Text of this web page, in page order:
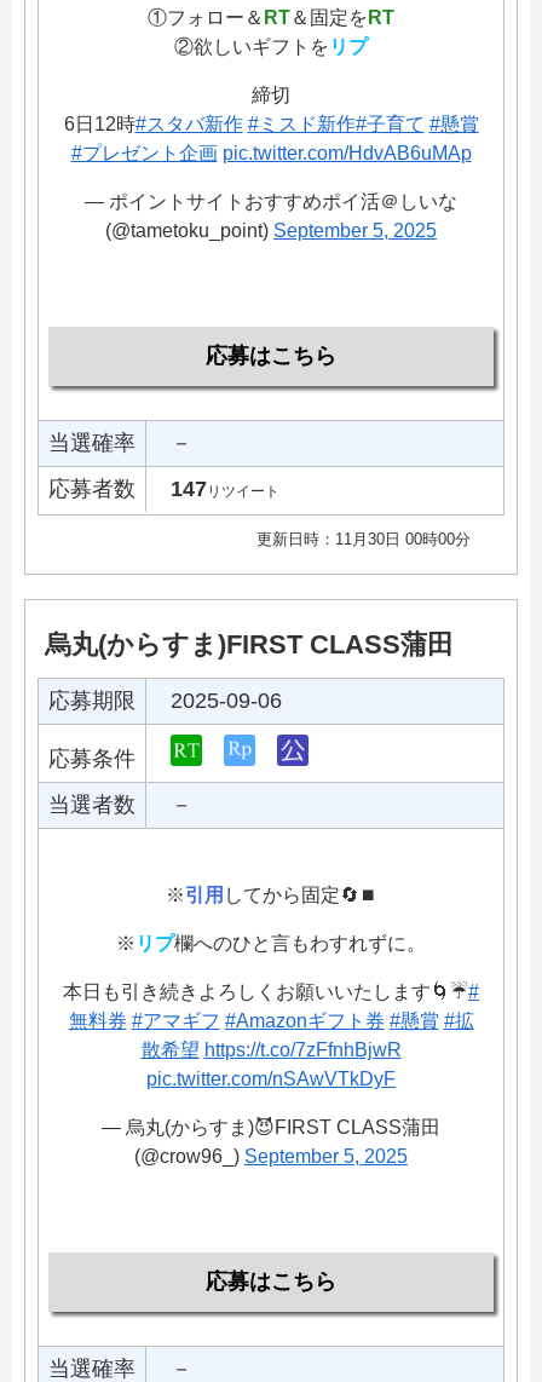
①フォロー＆ RT＆固定を RT
②欲しいギフトを リプ
締切
6日12時#スタバ新作 #ミスド新作#子育て #懸賞
#プレゼント企画 pic.twitter.com/HdvAB6uMAp
— ポイントサイトおすすめポイ活＠しいな
(@tametoku_point) September 5, 2025
応募はこちら
当選確率
－
応募者数
147リツイート
更新日時：11月30日 00時00分
烏丸(からすま)FIRST CLASS蒲田
応募期限 2025-09-06
応募条件
当選者数
－
※引用 してから固定🔄⏹️
※ リプ欄へのひと言もわすれずに。
本日も引き続きよろしくお願いいたします🌀☔️#
無料券 #アマギフ #Amazonギフト券 #懸賞 #拡
散希望 https://t.co/7zFfnhBjwR
pic.twitter.com/nSAwVTkDyF
— 烏丸(からすま)😈FIRST CLASS蒲田
(@crow96_) September 5, 2025
応募はこちら
当選確率 －